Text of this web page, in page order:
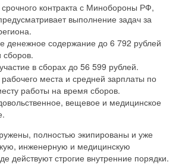
контракта с Минобороны РФ,
выполнение задач за
денежное содержание до 6 792 рублей
сборов.
в сборах до 56 599 рублей.
места и средней зарплаты по
работы на время сборов.
вещевое и медицинское
полностью экипированы и уже
инженерную и медицинскую
действуют строгие внутренние порядки.